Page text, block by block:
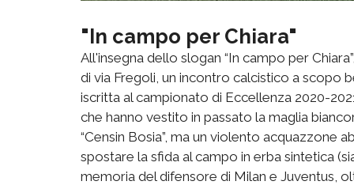
"In campo per Chiara"
All'insegna dello slogan “In campo per
di via Fregoli, un incontro calcistico a scopo
iscritta al campionato di Eccellenza 2020-
che hanno vestito in passato la maglia
“Censin Bosia”, ma un violento
spostare la sfida al campo in erba sintetica
memoria del difensore di Milan e Juventus,